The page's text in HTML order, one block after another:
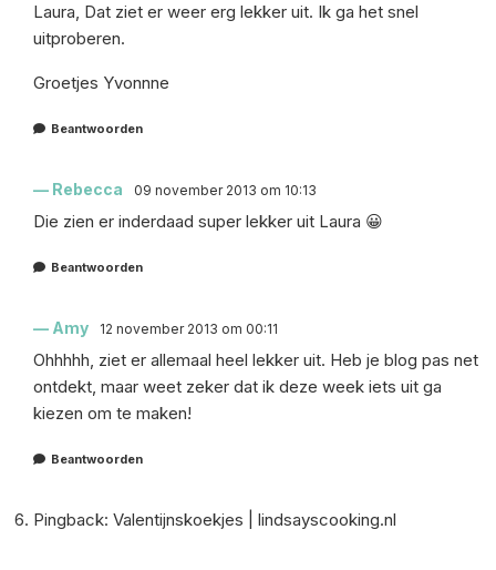
Laura, Dat ziet er weer erg lekker uit. Ik ga het snel
uitproberen.
Groetjes Yvonnne
Beantwoorden
Rebecca 09 november 2013 om 10:13
Die zien er inderdaad super lekker uit Laura 😀
Beantwoorden
Amy 12 november 2013 om 00:11
Ohhhhh, ziet er allemaal heel lekker uit. Heb je blog pas net
ontdekt, maar weet zeker dat ik deze week iets uit ga
kiezen om te maken!
Beantwoorden
Pingback: Valentijnskoekjes | lindsayscooking.nl